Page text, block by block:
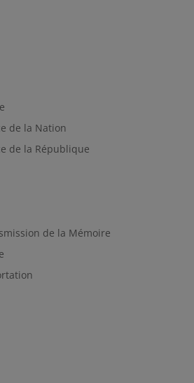
de la Nation
de la République
de la Mémoire